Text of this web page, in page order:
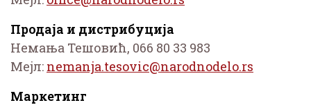
Продаја и дистрибуција
Немања Тешовић, 066 80 33 983
Мејл:
Маркетинг